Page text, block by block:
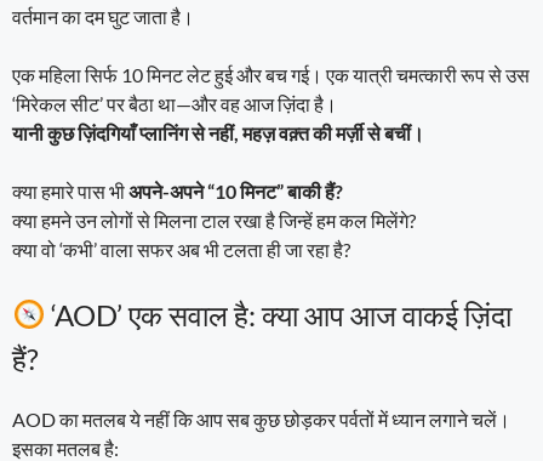
वर्तमान का दम घुट जाता है।
एक महिला सिर्फ 10 मिनट लेट हुई और बच गई। एक यात्री चमत्कारी रूप से उस
‘मिरेकल सीट’ पर बैठा था—और वह आज ज़िंदा है।
यानी कुछ ज़िंदगियाँ प्लानिंग से नहीं, महज़ वक़्त की मर्ज़ी से बचीं।
क्या हमारे पास भीअपने-अपने “10 मिनट” बाकी हैं?
क्या हमने उन लोगों से मिलना टाल रखा है जिन्हें हम कल मिलेंगे?
क्या वो ‘कभी’ वाला सफर अब भी टलता ही जा रहा है?
‘AOD’ एक सवाल है: क्या आप आज वाकई ज़िंदा
हैं?
AOD का मतलब ये नहीं कि आप सब कुछ छोड़कर पर्वतों में ध्यान लगाने चलें।
इसका मतलब है: